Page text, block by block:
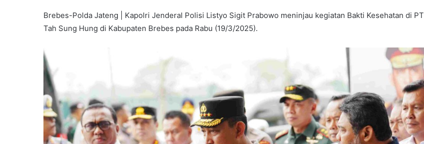
Brebes-Polda Jateng | Kapolri Jenderal Polisi Listyo Sigit Prabowo meninjau kegiatan Bakti Kesehatan di PT
Tah Sung Hung di Kabupaten Brebes pada Rabu (19/3/2025).